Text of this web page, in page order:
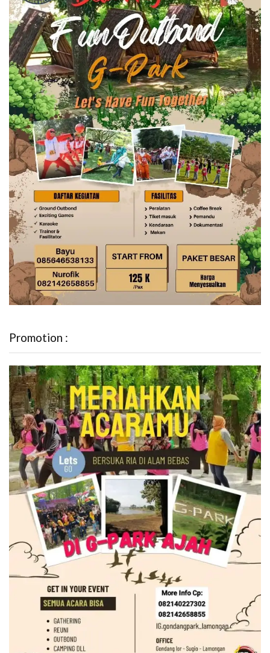
Promotion :